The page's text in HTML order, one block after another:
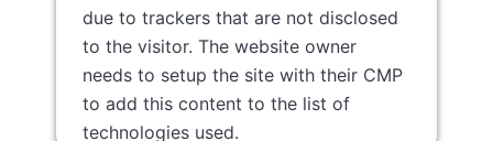
due to trackers that are not disclosed
to the visitor. The website owner
needs to setup the site with their CMP
to add this content to the list of
technologies used.